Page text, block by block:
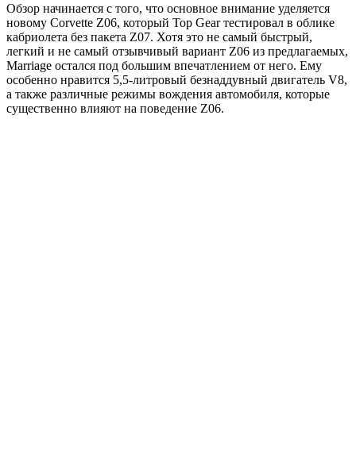
Обзор начинается с того, что основное внимание уделяется
новому Corvette Z06, который Top Gear тестировал в облике
кабриолета без пакета Z07. Хотя это не самый быстрый,
легкий и не самый отзывчивый вариант Z06 из предлагаемых,
Marriage остался под большим впечатлением от него. Ему
особенно нравится 5,5-литровый безнаддувный двигатель V8,
а также различные режимы вождения автомобиля, которые
существенно влияют на поведение Z06.